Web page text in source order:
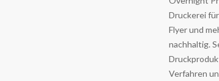
Druckerei
Flyer und
nachhaltig.
Verfahren